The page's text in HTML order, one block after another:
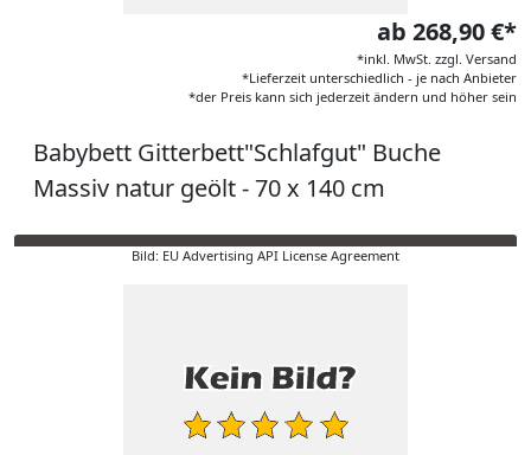
ab 268,90 €*
*inkl. MwSt. zzgl. Versand
*Lieferzeit unterschiedlich - je nach Anbieter
*der Preis kann sich jederzeit ändern und höher sein
Babybett Gitterbett"Schlafgut" Buche
Massiv natur geölt - 70 x 140 cm
Bild: EU Advertising API License Agreement